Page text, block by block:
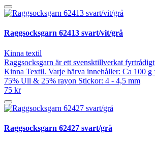
Raggsocksgarn 62413 svart/vit/grå
Kinna textil
Raggsocksgarn är ett svensktillverkat
Kinna Textil. Varje härva innehåller: Ca 100
75% Ull & 25% rayon Stickor: 4 - 4,5 mm
75 kr
Raggsocksgarn 62427 svart/grå